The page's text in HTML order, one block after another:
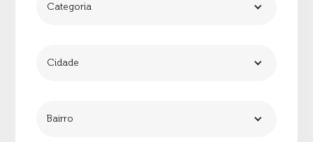
Categoria
Cidade
Bairro